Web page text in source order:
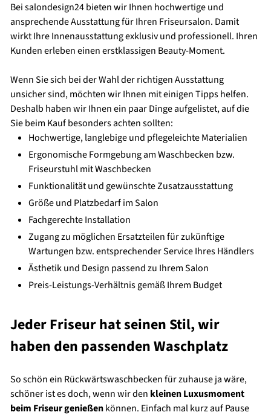
Bei salondesign24 bieten wir Ihnen hochwertige und
ansprechende Ausstattung für Ihren Friseursalon. Damit
wirkt Ihre Innenausstattung exklusiv und professionell. Ihren
Kunden erleben einen erstklassigen Beauty-Moment.
Wenn Sie sich bei der Wahl der richtigen Ausstattung
unsicher sind, möchten wir Ihnen mit einigen Tipps helfen.
Deshalb haben wir Ihnen ein paar Dinge aufgelistet, auf die
Sie beim Kauf besonders achten sollten:
Hochwertige, langlebige und pflegeleichte Materialien
Ergonomische Formgebung am Waschbecken bzw.
Friseurstuhl mit Waschbecken
Funktionalität und gewünschte Zusatzausstattung
Größe und Platzbedarf im Salon
Fachgerechte Installation
Zugang zu möglichen Ersatzteilen für zukünftige
Wartungen bzw. entsprechender Service Ihres Händlers
Ästhetik und Design passend zu Ihrem Salon
Preis-Leistungs-Verhältnis gemäß Ihrem Budget
Jeder Friseur hat seinen Stil, wir
haben den passenden Waschplatz
So schön ein Rückwärtswaschbecken für zuhause ja wäre,
schöner ist es doch, wenn wir den kleinen Luxusmoment
beim Friseur genießenkönnen. Einfach mal kurz auf Pause